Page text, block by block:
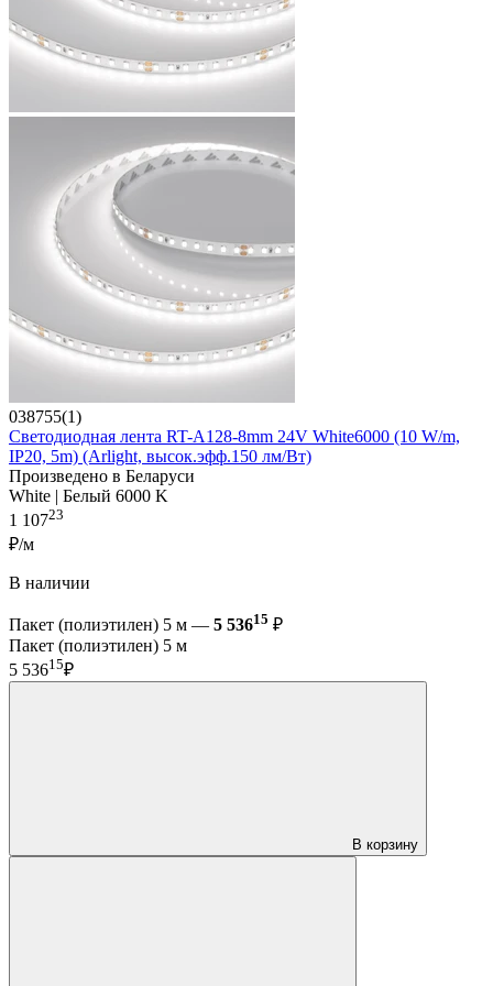
038755(1)
Светодиодная лента RT-A128-8mm 24V White6000 (10 W/m,
IP20, 5m) (Arlight, высок.эфф.150 лм/Вт)
Произведено в Беларуси
White | Белый 6000 K
1 10723
₽/м
В наличии
Пакет (полиэтилен) 5 м — 5 53615 ₽
Пакет (полиэтилен) 5 м
5 53615₽
В корзину